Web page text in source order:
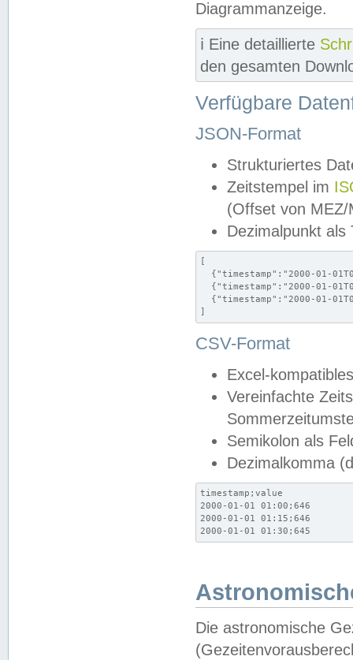
Diagrammanzeige.
ℹ️ Eine detaillierte
den gesamten
Verfügbare
JSON-Format
Strukturiertes
Zeitstempel im
(Offset von MEZ/
Dezimalpunkt als
[
{"timestamp":"2000-01-
{"timestamp":"2000-01-
{"timestamp":"2000-01-
]
CSV-Format
Excel-
Vereinfachte
Semikolon als
Dezimalkomma
timestamp;value
2000-01-01 01:00;646
2000-01-01 01:15;646
2000-01-01 01:30;645
Die astronomische